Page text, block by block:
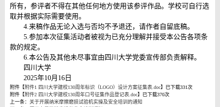
所有，参评者不得在其他任何地方使用该参评作品。学校可自行选
取并根据实际需要使用。
4.来稿作品无论入选与否均不予退还，请作者自留底稿。
5.参加本次征集活动者被视为已充分理解并接受本公告各项条
款的规定。
6.本公告及其他未尽事宜由四川大学党委宣传部负责解释。
四川大学
2025年10月16日
附件【 附件1 四川大学建校130周年标识（LOGO）设计方案征集表.doc】已下载331次
附件【 附件2 四川大学建校130周年口号征集作品登记表.doc】已下载370次
上一条： 关于开展纳米摩擦磨损试验机实操及安全培训的通知